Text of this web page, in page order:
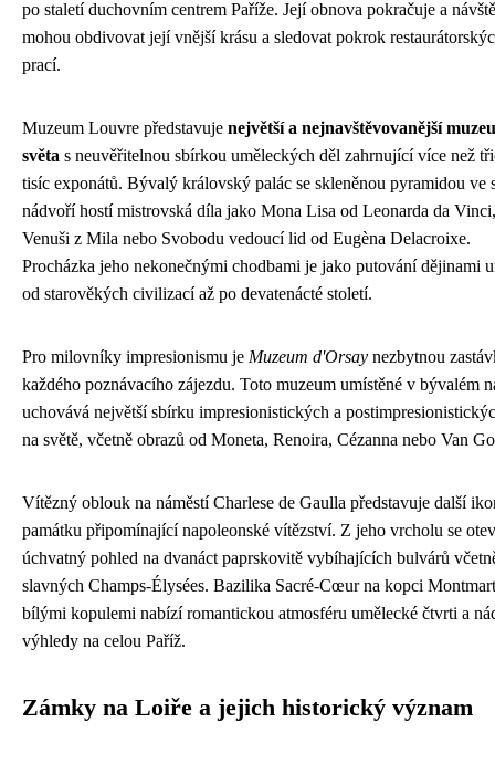
po staletí duchovním centrem Paříže. Její obnova pokračuje a
mohou obdivovat její vnější krásu a sledovat pokrok
prací.
Muzeum Louvre představuje největší a nejnavštěvovanější
světa s neuvěřitelnou sbírkou uměleckých děl zahrnující více než
tisíc exponátů. Bývalý královský palác se skleněnou pyramidou ve
nádvoří hostí mistrovská díla jako Mona Lisa od Leonarda da Vinci,
Venuši z Mila nebo Svobodu vedoucí lid od Eugèna Delacroixe.
Procházka jeho nekonečnými chodbami je jako putování dějinami
od starověkých civilizací až po devatenácté století.
Pro milovníky impresionismu je Muzeum d'Orsay nezbytnou
každého poznávacího zájezdu. Toto muzeum umístěné v bývalém
uchovává největší sbírku impresionistických a
na světě, včetně obrazů od Moneta, Renoira, Cézanna nebo Van
Vítězný oblouk na náměstí Charlese de Gaulla představuje další
památku připomínající napoleonské vítězství. Z jeho vrcholu se
úchvatný pohled na dvanáct paprskovitě vybíhajících bulvárů
slavných Champs-Élysées. Bazilika Sacré-Cœur na kopci
bílými kopulemi nabízí romantickou atmosféru umělecké čtvrti a
výhledy na celou Paříž.
Zámky na Loiře a jejich historický význam